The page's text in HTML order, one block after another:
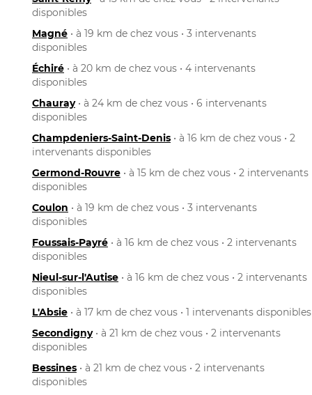
disponibles
Magné • à 19 km de chez vous • 3 intervenants
disponibles
Échiré • à 20 km de chez vous • 4 intervenants
disponibles
Chauray• à 24 km de chez vous • 6 intervenants
disponibles
Champdeniers-Saint-Denis • à 16 km de chez vous • 2
intervenants disponibles
Germond-Rouvre • à 15 km de chez vous • 2 intervenants
disponibles
Coulon • à 19 km de chez vous • 3 intervenants
disponibles
Foussais-Payré • à 16 km de chez vous • 2 intervenants
disponibles
Nieul-sur-l'Autise • à 16 km de chez vous • 2 intervenants
disponibles
L'Absie • à 17 km de chez vous • 1 intervenants disponibles
Secondigny• à 21 km de chez vous • 2 intervenants
disponibles
Bessines • à 21 km de chez vous • 2 intervenants
disponibles